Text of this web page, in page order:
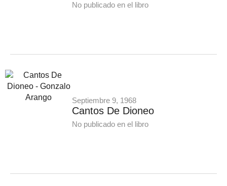
No publicado en el libro
Septiembre 9, 1968
Cantos De Dioneo
No publicado en el libro